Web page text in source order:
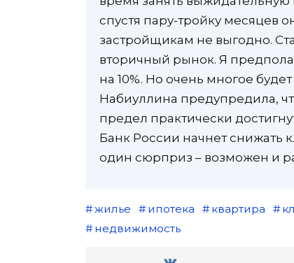
спустя пару-тройку месяцев
застройщикам не выгодно.
вторичный рынок. Я
на 10%. Но очень многое
Набиуллина предупредила,
предел практически
Банк России начнет снижать
один сюрприз – возможен и
жилье ипотека квартира
недвижимость